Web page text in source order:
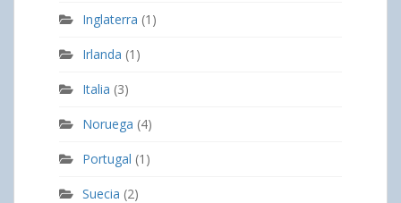
Inglaterra (1)
Irlanda (1)
Italia (3)
Noruega (4)
Portugal (1)
Suecia (2)